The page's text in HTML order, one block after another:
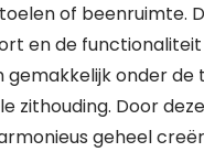
of beenruimte.
en de
onder
zithouding. Door
geheel